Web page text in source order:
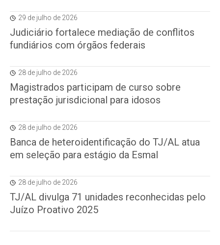
29 de julho de 2026
Judiciário fortalece mediação de conflitos
fundiários com órgãos federais
28 de julho de 2026
Magistrados participam de curso sobre
prestação jurisdicional para idosos
28 de julho de 2026
Banca de heteroidentificação do TJ/AL atua
em seleção para estágio da Esmal
28 de julho de 2026
TJ/AL divulga 71 unidades reconhecidas pelo
Juízo Proativo 2025